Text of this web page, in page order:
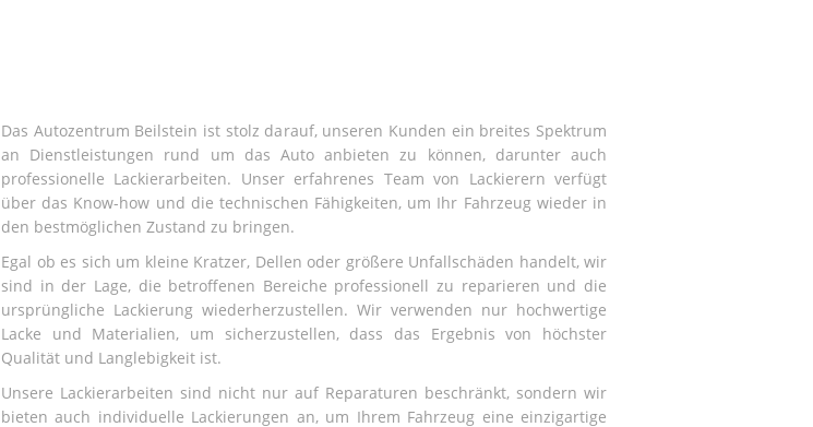
Das Autozentrum Beilstein ist stolz darauf, unseren Kunden ein breites Spektrum
an Dienstleistungen rund um das Auto anbieten zu können, darunter auch
professionelle Lackierarbeiten. Unser erfahrenes Team von Lackierern verfügt
über das Know-how und die technischen Fähigkeiten, um Ihr Fahrzeug wieder in
den bestmöglichen Zustand zu bringen.
Egal ob es sich um kleine Kratzer, Dellen oder größere Unfallschäden handelt, wir
sind in der Lage, die betroffenen Bereiche professionell zu reparieren und die
ursprüngliche Lackierung wiederherzustellen. Wir verwenden nur hochwertige
Lacke und Materialien, um sicherzustellen, dass das Ergebnis von höchster
Qualität und Langlebigkeit ist.
Unsere Lackierarbeiten sind nicht nur auf Reparaturen beschränkt, sondern wir
bieten auch individuelle Lackierungen an, um Ihrem Fahrzeug eine einzigartige